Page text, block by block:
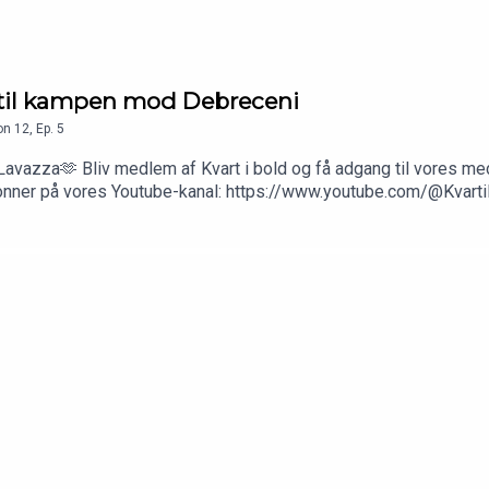
kampen mod Debreceni
12 Ep. 5
Bliv medlem af Kvart i bold og få adgang til vores
på vores Youtube-kanal: https://www.youtube.com/
https://
i bolds 24 timers kanal på Pluto TV: https://pluto.tv/dk/live-
Instagram: https://www.instagram.com/kvartibold/